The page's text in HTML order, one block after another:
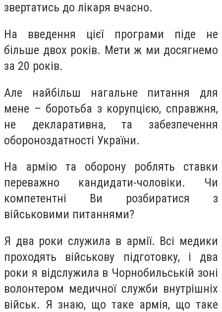
звертатись до лікаря вчасно.
На введення цієї програми піде не
більше двох років. Мети ж ми досягнемо
за 20 років.
Але найбільш нагальне питання для
мене – боротьба з корупцією, справжня,
не декларативна, та забезпечення
обороноздатності України.
На армію та оборону роблять ставки
переважно кандидати-чоловіки. Чи
компетентні Ви розбиратися з
військовими питаннями?
Я два роки служила в армії. Всі медики
проходять військову підготовку, і два
роки я відслужила в Чорнобильській зоні
волонтером медичної служби внутрішніх
військ. Я знаю, що таке армія, що таке